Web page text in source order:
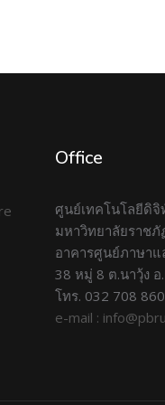
Office
ศูนย์เทคโนโลยีดิจิ
มหาวิทยาลัยราชภั
อาคารศูนย์ภาษาแ
38 หมู่ 8 ต.นาวุ้ง อ
โทร. 032 708
e-mail :